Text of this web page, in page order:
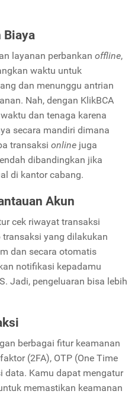
Biaya
layanan perbankan offline,
waktu untuk
dan menunggu antrian
Nah, dengan KlikBCA
dan tenaga karena
secara mandiri dimana
transaksi online juga
dibandingkan jika
di kantor cabang.
Akun
cek riwayat transaksi
transaksi yang dilakukan
dan secara otomatis
notifikasi kepadamu
Jadi, pengeluaran bisa lebih
berbagai fitur keamanan
(2FA), OTP (One Time
data. Kamu dapat mengatur
memastikan keamanan